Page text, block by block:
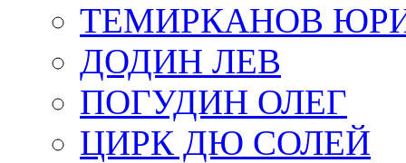
ТЕМИРКАНОВ
ДОДИН ЛЕВ
ПОГУДИН ОЛЕГ
ЦИРК ДЮ СОЛЕЙ